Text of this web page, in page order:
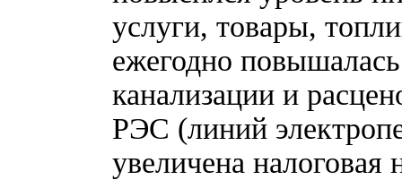
услуги, товары,
ежегодно
канализации и
РЭС (линий
увеличена налоговая